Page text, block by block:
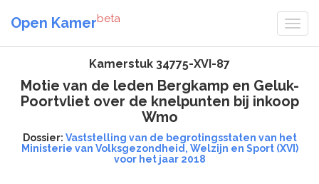
Open Kamerbeta
Kamerstuk 34775-XVI-87
Motie van de leden Bergkamp en Geluk-
Poortvliet over de knelpunten bij inkoop
Wmo
Dossier: Vaststelling van de begrotingsstaten van het
Ministerie van Volksgezondheid, Welzijn en Sport (XVI)
voor het jaar 2018